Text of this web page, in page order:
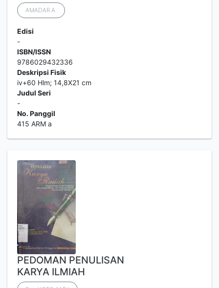
AMADAR A.
Edisi
-
ISBN/ISSN
9786029432336
Deskripsi Fisik
iv+60 Hlm; 14,8X21 cm
Judul Seri
-
No. Panggil
415 ARM a
PEDOMAN PENULISAN
KARYA ILMIAH